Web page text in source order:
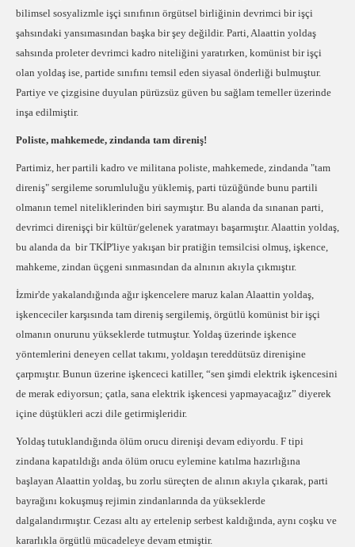
bilimsel sosyalizmle işçi sınıfının örgütsel birliğinin devrimci bir işçi
şahsındaki yansımasından başka bir şey değildir. Parti, Alaattin yoldaş
sahsında proleter devrimci kadro niteliğini yaratırken, komünist bir işçi
olan yoldaş ise, partide sınıfını temsil eden siyasal önderliği bulmuştur.
Partiye ve çizgisine duyulan pürüzsüz güven bu sağlam temeller üzerinde
inşa edilmiştir.
Poliste, mahkemede, zindanda tam direniş!
Partimiz, her partili kadro ve militana poliste, mahkemede, zindanda "tam
direniş" sergileme sorumluluğu yüklemiş, parti tüzüğünde bunu partili
olmanın temel niteliklerinden biri saymıştır. Bu alanda da sınanan parti,
devrimci direnişçi bir kültür/gelenek yaratmayı başarmıştır. Alaattin yoldaş,
bu alanda da bir TKİP'liye yakışan bir pratiğin temsilcisi olmuş, işkence,
mahkeme, zindan üçgeni sınmasından da alnının akıyla çıkmıştır.
İzmir'de yakalandığında ağır işkencelere maruz kalan Alaattin yoldaş,
işkenceciler karşısında tam direniş sergilemiş, örgütlü komünist bir işçi
olmanın onurunu yükseklerde tutmuştur. Yoldaş üzerinde işkence
yöntemlerini deneyen cellat takımı, yoldaşın tereddütsüz direnişine
çarpmıştır. Bunun üzerine işkenceci katiller, “sen şimdi elektrik işkencesini
de merak ediyorsun; çatla, sana elektrik işkencesi yapmayacağız” diyerek
içine düştükleri aczi dile getirmişleridir.
Yoldaş tutuklandığında ölüm orucu direnişi devam ediyordu. F tipi
zindana kapatıldığı anda ölüm orucu eylemine katılma hazırlığına
başlayan Alaattin yoldaş, bu zorlu süreçten de alının akıyla çıkarak, parti
bayrağını kokuşmuş rejimin zindanlarında da yükseklerde
dalgalandırmıştır. Cezası altı ay ertelenip serbest kaldığında, aynı coşku ve
kararlıkla örgütlü mücadeleye devam etmiştir.